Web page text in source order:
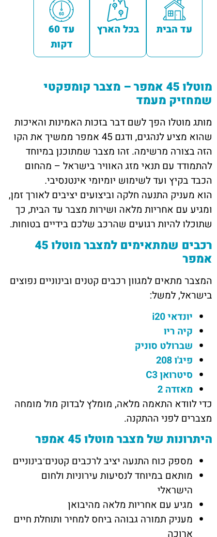
עד הבית בכל הארץ
עד 60
דקות
מוטלו 45 אמפר – מצבר קומפקטי
שמחזיק מעמד
מותג מוטלו הפך לשם דבר בזכות האמינות והאיכות
שהוא מציע לנהגים, ודגם 45 אמפר ממשיך את הקו
הזה בצורה מרשימה. זהו מצבר שמתוכנן במיוחד
להתמודד עם תנאי מזג האוויר בישראל – מהחום
הכבד בקיץ ועד לשימוש יומיומי אינטנסיבי.
הוא מעניק התנעה חלקה וביצועים יציבים לאורך זמן,
ומגיע עם אחריות מלאה ושירות מצבר עד הבית, כך
שתוכלו להיות רגועים שהרכב שלכם בידיים בטוחות.
רכבים שמתאימים למצבר מוטלו 45
אמפר
המצבר מתאים למגוון רכבים קטנים ובינוניים נפוצים
בישראל, למשל:
יונדאי i20
קיה ריו
שברולט סוניק
פיג'ו 208
סיטרואן C3
מאזדה 2
כדי לוודא התאמה מלאה, מומלץ לבדוק מול מומחה
מצברים לפני ההתקנה.
היתרונות של מצבר מוטלו 45 אמפר
מספק כוח התנעה יציב לרכבים קטנים־בינוניים
מותאם במיוחד לנסיעות עירוניות ולחום
הישראלי
מגיע עם אחריות מלאה מהיבואן
מעניק תמורה גבוהה ביחס למחיר ותוחלת חיים
ארוכה